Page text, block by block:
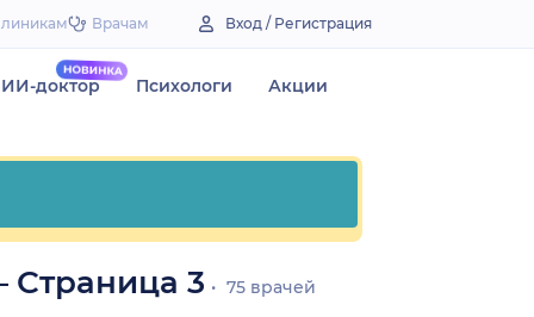
Врачам Вход / Регистрация
ИИ-доктор Психологи Акции
Страница 3 75 врачей